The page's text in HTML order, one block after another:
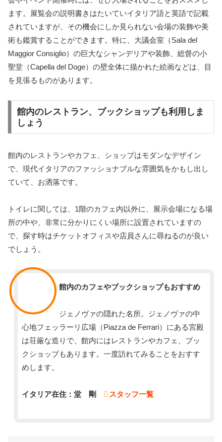
ます。展覧会の説明書きはたいていイタリア語と英語で記載
されていますが、その機会にしか見られない会場の装飾や美
術も鑑賞することができます。特に、大議会室（Sala del
Maggior Consiglio）の巨大なシャンデリアや装飾、総督の小
聖堂（Capella del Doge）の壁全体に描かれた絵画などは、目
を見張るものがあります。
館内のレストラン、ブックショップも利用しま
しょう
館内のレストランやカフェ、ショップはモダンなデザイン
で、現代イタリアのファッショナブルな雰囲気をかもし出し
ていて、お洒落です。
トイレに関しては、1階のカフェ内以外に、展示会場になる場
所の中や、非常に分かりにくい場所に設置されていますの
で、探す時はチケットオフィスや店員さんに尋ねるのが良い
でしょう。
館内のカフェやブックショップもおすすめ
ジェノヴァの隠れた名所。ジェノヴァの中
心地フェッラーリ広場（Piazza de Ferrari）にある宮殿
は荘厳な造りで、館内にはレストランやカフェ、ブッ
クショップもあります。一度訪れてみることをおすす
めします。
イタリア在住：堂 剛 スタッフ一覧